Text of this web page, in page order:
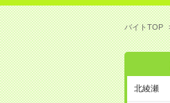
バイトTOP
北綾瀬